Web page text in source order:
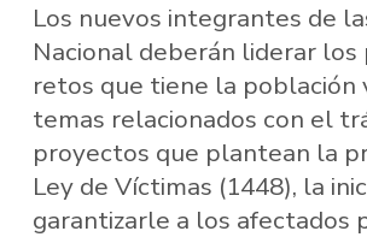
Los nuevos integrantes de
Nacional deberán liderar los
retos que tiene la población
temas relacionados con el
proyectos que plantean la
Ley de Víctimas (1448), la
garantizarle a los afectados